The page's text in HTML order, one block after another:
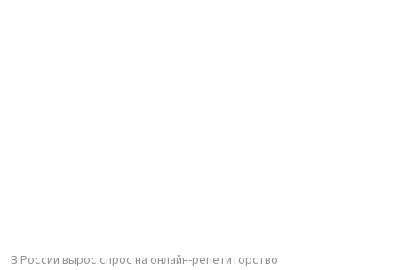
В России вырос спрос на онлайн-репетиторство